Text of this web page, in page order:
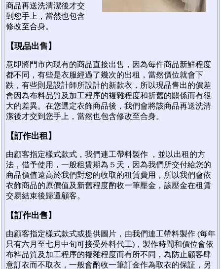
商品再送洗清潔後才交
到您手上，當然也包含
修改至合身。
【現品出售】
意即將門市內現有的商品直接出售，因為每件商品新鮮程度
都不同，有些是衣服經過了幾次的出租，當然價位就會下
跌，有些則是設計師所設計的新款衣，所以現品售出的價差
會因為布料品質及加工程序的複雜程度和折舊的關係而有很
大的差異。在您選定衣飾商品後，我們會將該商品再送洗清
潔後才交到您手上，當然也包含修改至合身。
【訂作出租】
由顧客指定樣式款式，我們連工帶料製作 ，並以出租的方
法，借予使用，一般租賃期為５天，因為我們所交付給您的
商品價值遠高於我們對您的收取的租賃費用，所以我們會依
衣飾商品的原價值及新舊程度酌收一筆壓金，該壓金在租賃
交易結束後歸還顧客。
【訂作出售】
由顧客指定樣式款式或提供圖片，由我們連工帶料製作 (每年
只有六月至七月中旬可接受外料代工)，製作時間和價位會依
布料品質及加工程序的複雜程度而有所不同，為防止顧客肆
意訂衣而不取衣，一般會酌收一筆訂金作為取衣的保証，另